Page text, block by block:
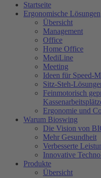
Startseite
Ergonomische Lösungen
Übersicht
Management
Office
Home Office
MediLine
Meeting
Ideen für Speed-
Sitz-Steh-
Feinmotorisch
Ergonomie und
Warum Bioswing
Die Vision von
Mehr Gesundheit
Verbesserte
Innovative
Produkte
Übersicht